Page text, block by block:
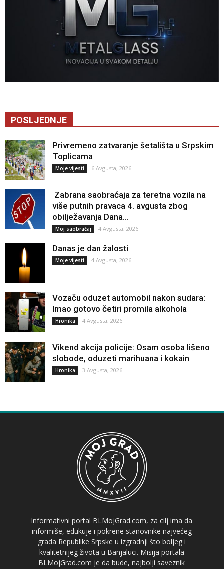
POSLJEDNJE
Privremeno zatvaranje šetališta u Srpskim
Toplicama
Moje vijesti 6 Avgusta, 2026
Zabrana saobraćaja za teretna vozila na
više putnih pravaca 4. avgusta zbog
obilježavanja Dana...
Moj saobraćaj 4 Avgusta, 2026
Danas je dan žalosti
Moje vijesti 4 Avgusta, 2026
Vozaču oduzet automobil nakon sudara:
Imao gotovo četiri promila alkohola
Hronika 4 Avgusta, 2026
Vikend akcija policije: Osam osoba lišeno
slobode, oduzeti marihuana i kokain
Hronika 3 Avgusta, 2026
Informativni portal BLMojGrad.com, za cilj ima da
informiše, edukuje i pokrene stanovnike najvećeg
grada Republike Srpske u izgradnji što boljeg i
kvalitetnijeg života u Banjaluci. Misija portala
BLMojGrad.com je da bude, najbolji saveznik